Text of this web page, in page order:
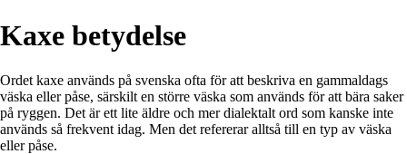
Kaxe betydelse
Ordet kaxe används på svenska ofta för att beskriva en gammaldags
väska eller påse, särskilt en större väska som används för att bära saker
på ryggen. Det är ett lite äldre och mer dialektalt ord som kanske inte
används så frekvent idag. Men det refererar alltså till en typ av väska
eller påse.